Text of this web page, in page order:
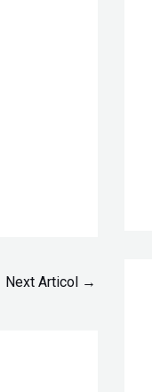
Next Articol →